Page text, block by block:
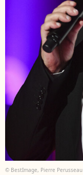
© BestImage, Pierre Perusseau